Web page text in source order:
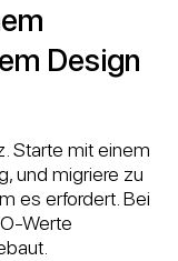
Design
Starte mit einem
und migriere zu
es erfordert. Bei
Werte